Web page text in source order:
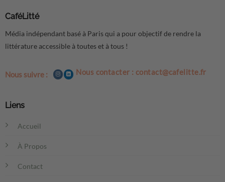
CaféLitté
Média indépendant basé à Paris qui a pour objectif de rendre la
littérature accessible à toutes et à tous !
Nous suivre : Nous contacter : contact@cafelitte.fr
Liens
Accueil
À Propos
Contact